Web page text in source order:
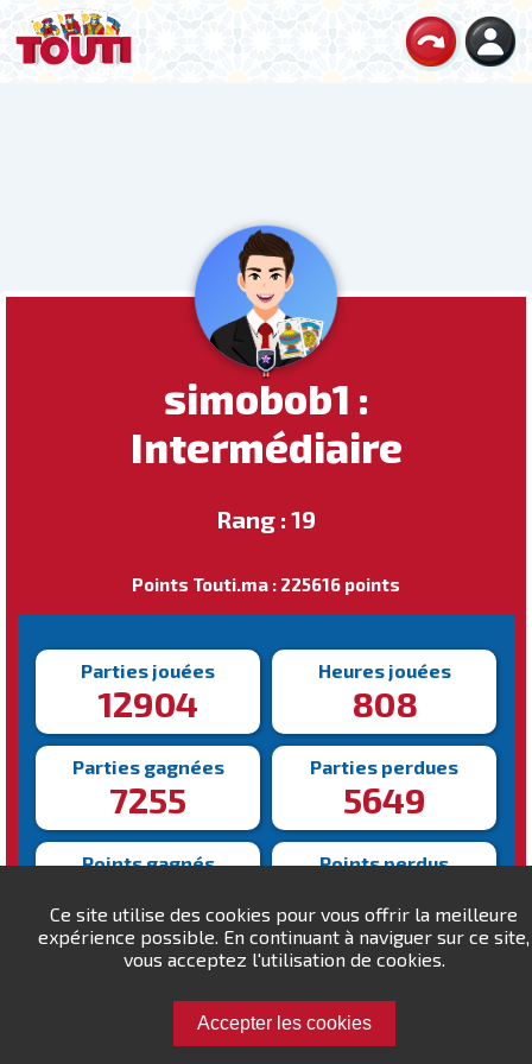
Ce site utilise des cookies pour vous offrir la meilleure
expérience possible. En continuant à naviguer sur ce site,
vous acceptez l'utilisation de cookies.
Accepter les cookies
simobob1 :
Intermédiaire
Rang : 19
Points Touti.ma : 225616 points
Parties jouées
12904
Heures jouées
808
Parties gagnées
7255
Parties perdues
5649
Points gagnés Points perdus
Victoire la plus rapide
78s
Victoire la plus lente
1738s